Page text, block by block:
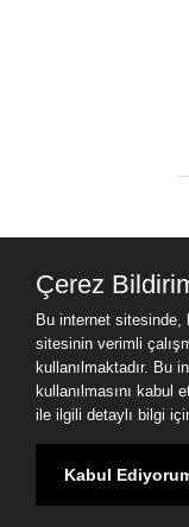
Çerez
Bu internet sitesinde,
sitesinin verimli
kullanılmaktadır. Bu
kullanılmasını kabul
ile ilgili detaylı bilgi
Kabul